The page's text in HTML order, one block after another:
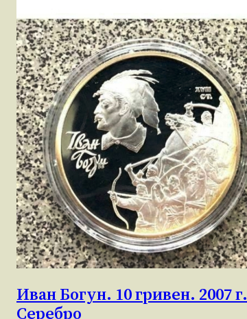
Иван Богун. 10 гривен. 2007 г.
Серебро